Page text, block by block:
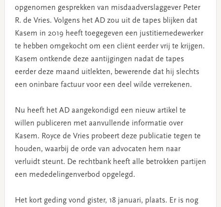
opgenomen gesprekken van misdaadverslaggever Peter
R. de Vries. Volgens het AD zou uit de tapes blijken dat
Kasem in 2019 heeft toegegeven een justitiemedewerker
te hebben omgekocht om een cliënt eerder vrij te krijgen.
Kasem ontkende deze aantijgingen nadat de tapes
eerder deze maand uitlekten, bewerende dat hij slechts
een oninbare factuur voor een deel wilde verrekenen.
Nu heeft het AD aangekondigd een nieuw artikel te
willen publiceren met aanvullende informatie over
Kasem. Royce de Vries probeert deze publicatie tegen te
houden, waarbij de orde van advocaten hem naar
verluidt steunt. De rechtbank heeft alle betrokken partijen
een mededelingenverbod opgelegd.
Het kort geding vond gister, 18 januari, plaats. Er is nog